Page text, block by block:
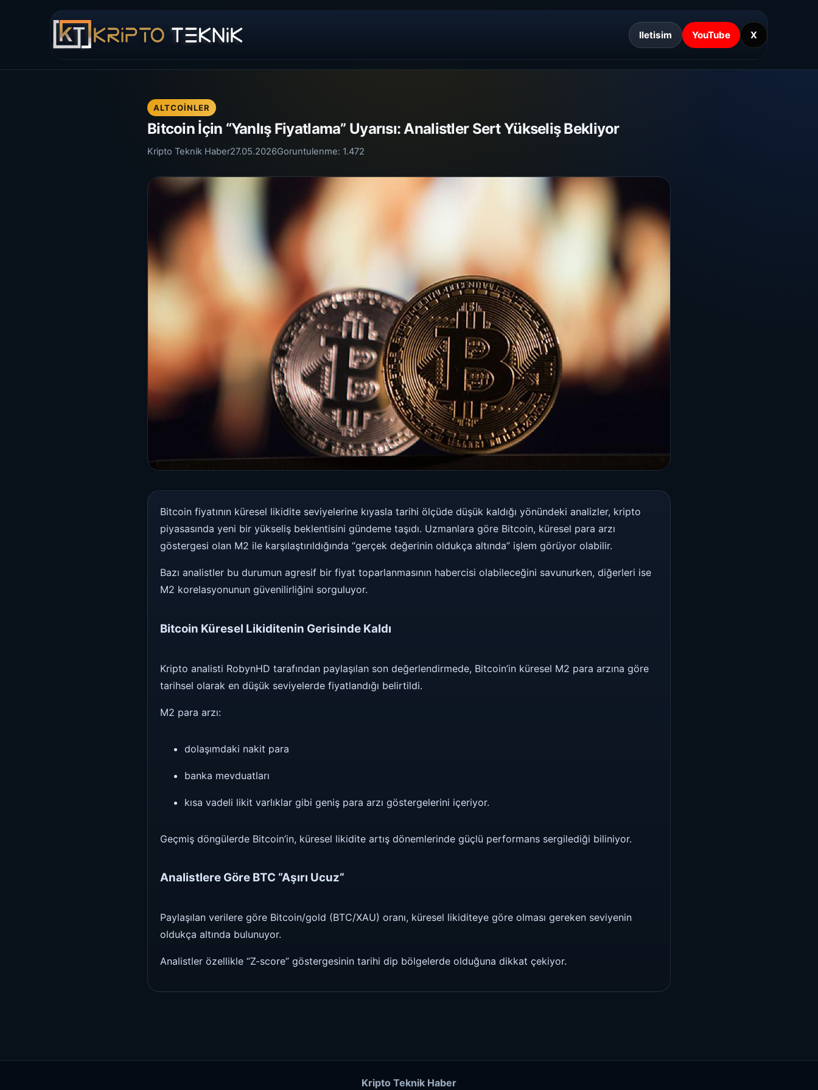
Iletisim YouTube X
ALTCOINLER
Bitcoin İçin “Yanlış Fiyatlama” Uyarısı: Analistler Sert Yükseliş Bekliyor
Kripto Teknik Haber27.05.2026Goruntulenme: 1.472
Bitcoin fiyatının küresel likidite seviyelerine kıyasla tarihi ölçüde düşük kaldığı yönündeki analizler, kripto
piyasasında yeni bir yükseliş beklentisini gündeme taşıdı. Uzmanlara göre Bitcoin, küresel para arzı
göstergesi olan M2 ile karşılaştırıldığında “gerçek değerinin oldukça altında” işlem görüyor olabilir.
Bazı analistler bu durumun agresif bir fiyat toparlanmasının habercisi olabileceğini savunurken, diğerleri ise
M2 korelasyonunun güvenilirliğini sorguluyor.
Bitcoin Küresel Likiditenin Gerisinde Kaldı
Kripto analisti RobynHD tarafından paylaşılan son değerlendirmede, Bitcoin’in küresel M2 para arzına göre
tarihsel olarak en düşük seviyelerde fiyatlandığı belirtildi.
M2 para arzı:
dolaşımdaki nakit para
banka mevduatları
kısa vadeli likit varlıklar gibi geniş para arzı göstergelerini içeriyor.
Geçmiş döngülerde Bitcoin’in, küresel likidite artış dönemlerinde güçlü performans sergilediği biliniyor.
Analistlere Göre BTC “Aşırı Ucuz”
Paylaşılan verilere göre Bitcoin/gold (BTC/XAU) oranı, küresel likiditeye göre olması gereken seviyenin
oldukça altında bulunuyor.
Analistler özellikle “Z-score” göstergesinin tarihi dip bölgelerde olduğuna dikkat çekiyor.
Kripto Teknik Haber